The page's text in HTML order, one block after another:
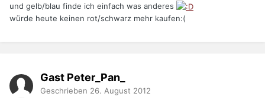
und gelb/blau finde ich einfach was anderes
würde heute keinen rot/schwarz mehr kaufen:(
Gast Peter_Pan_
Geschrieben 26. August 2012